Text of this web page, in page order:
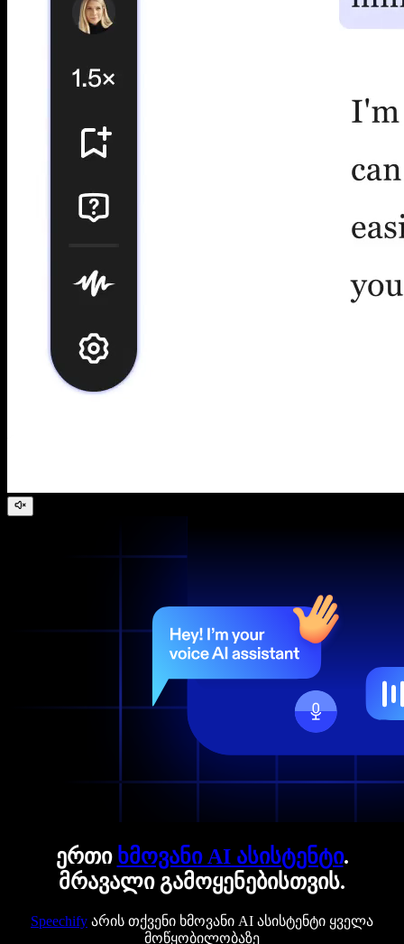
ერთი ხმოვანი AI ასისტენტი.
მრავალი გამოყენებისთვის.
Speechify არის თქვენი ხმოვანი AI ასისტენტი ყველა
მოწყობილობაზე